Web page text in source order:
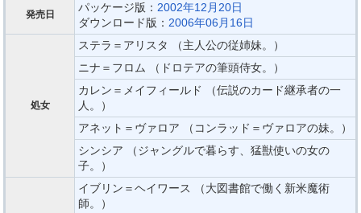
発売日
パッケージ版： 2002年12月20日
ダウンロード版： 2006年06月16日
処女
ステラ＝アリスタ （主人公の従姉妹。）
ニナ＝フロム （ドロテアの筆頭侍女。）
カレン＝メイフィールド （伝説のカード継承者の一
人。）
アネット＝ヴァロア （コンラッド＝ヴァロアの妹。）
シンシア （ジャングルで暮らす、猛獣使いの女の
子。）
イブリン＝ヘイワース （大図書館で働く新米魔術
師。）